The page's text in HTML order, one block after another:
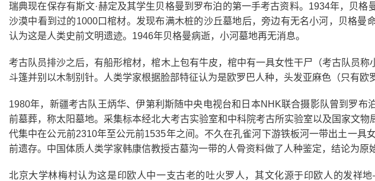
瑞典现在保存有斯文·赫定及其学生贝格曼到罗布泊的第一手考古资料。1934年，贝
沙漠中看到过的1000口棺材。发现布满木桩的沙丘墓地后，旁边有无名小河，贝格曼
认为这是人类史前文明遗迹。1946年贝格曼病逝，小河墓地再无消息。
考古队员排沙之后，有船形棺材，棺木上包有牛皮，棺中有一具女性干尸（考古队员
斗篷并别以木制别针。人类学家根据脸部特征认为是欧罗巴人种，头发亚麻色（只有欧
1980年，新疆考古队王炳华、伊第利斯随中央电视台和日本NHK联合摄影队曾到罗布
前墓葬，称太阳墓地。采集标本经北大考古实验室和中科院考古所实验室以及国家文
代集中在公元前2310年至公元前1535年之间。不久在孔雀河下游铁板河一带出土一具
前遗存。中国体质人类学家韩康信教授古墓沟一带的人骨资料做了人种鉴定，结论为原
北京大学林梅村认为这是印欧人中一支古老的吐火罗人，其文化源于印欧人的发祥